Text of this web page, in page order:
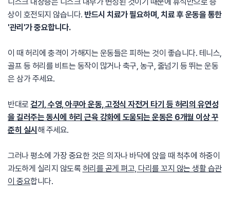
상이 호전되지 않습니다. 반드시 치료가 필요하며, 치료 후 운동을 통한
'관리'가 중요합니다.
이 때 허리에 충격이 가해지는 운동들은 피하는 것이 좋습니다. 테니스,
골프 등 허리를 비트는 동작이 많거나 축구, 농구, 줄넘기 등 뛰는 운동
은 삼가 주세요.
반대로 걷기, 수영, 아쿠아 운동, 고정식 자전거 타기 등 허리의 유연성
을 길러주는 동시에 허리 근육 강화에 도움되는 운동은 6개월 이상 꾸
준히 실시 해 주세요.
그러나 평소에 가장 중요한 것은 의자나 바닥에 앉을 때 척추에 하중이
과도하게 실리지 않도록 허리를 곧게 펴고, 다리를 꼬지 않는 생활 습관
이 중요합니다.